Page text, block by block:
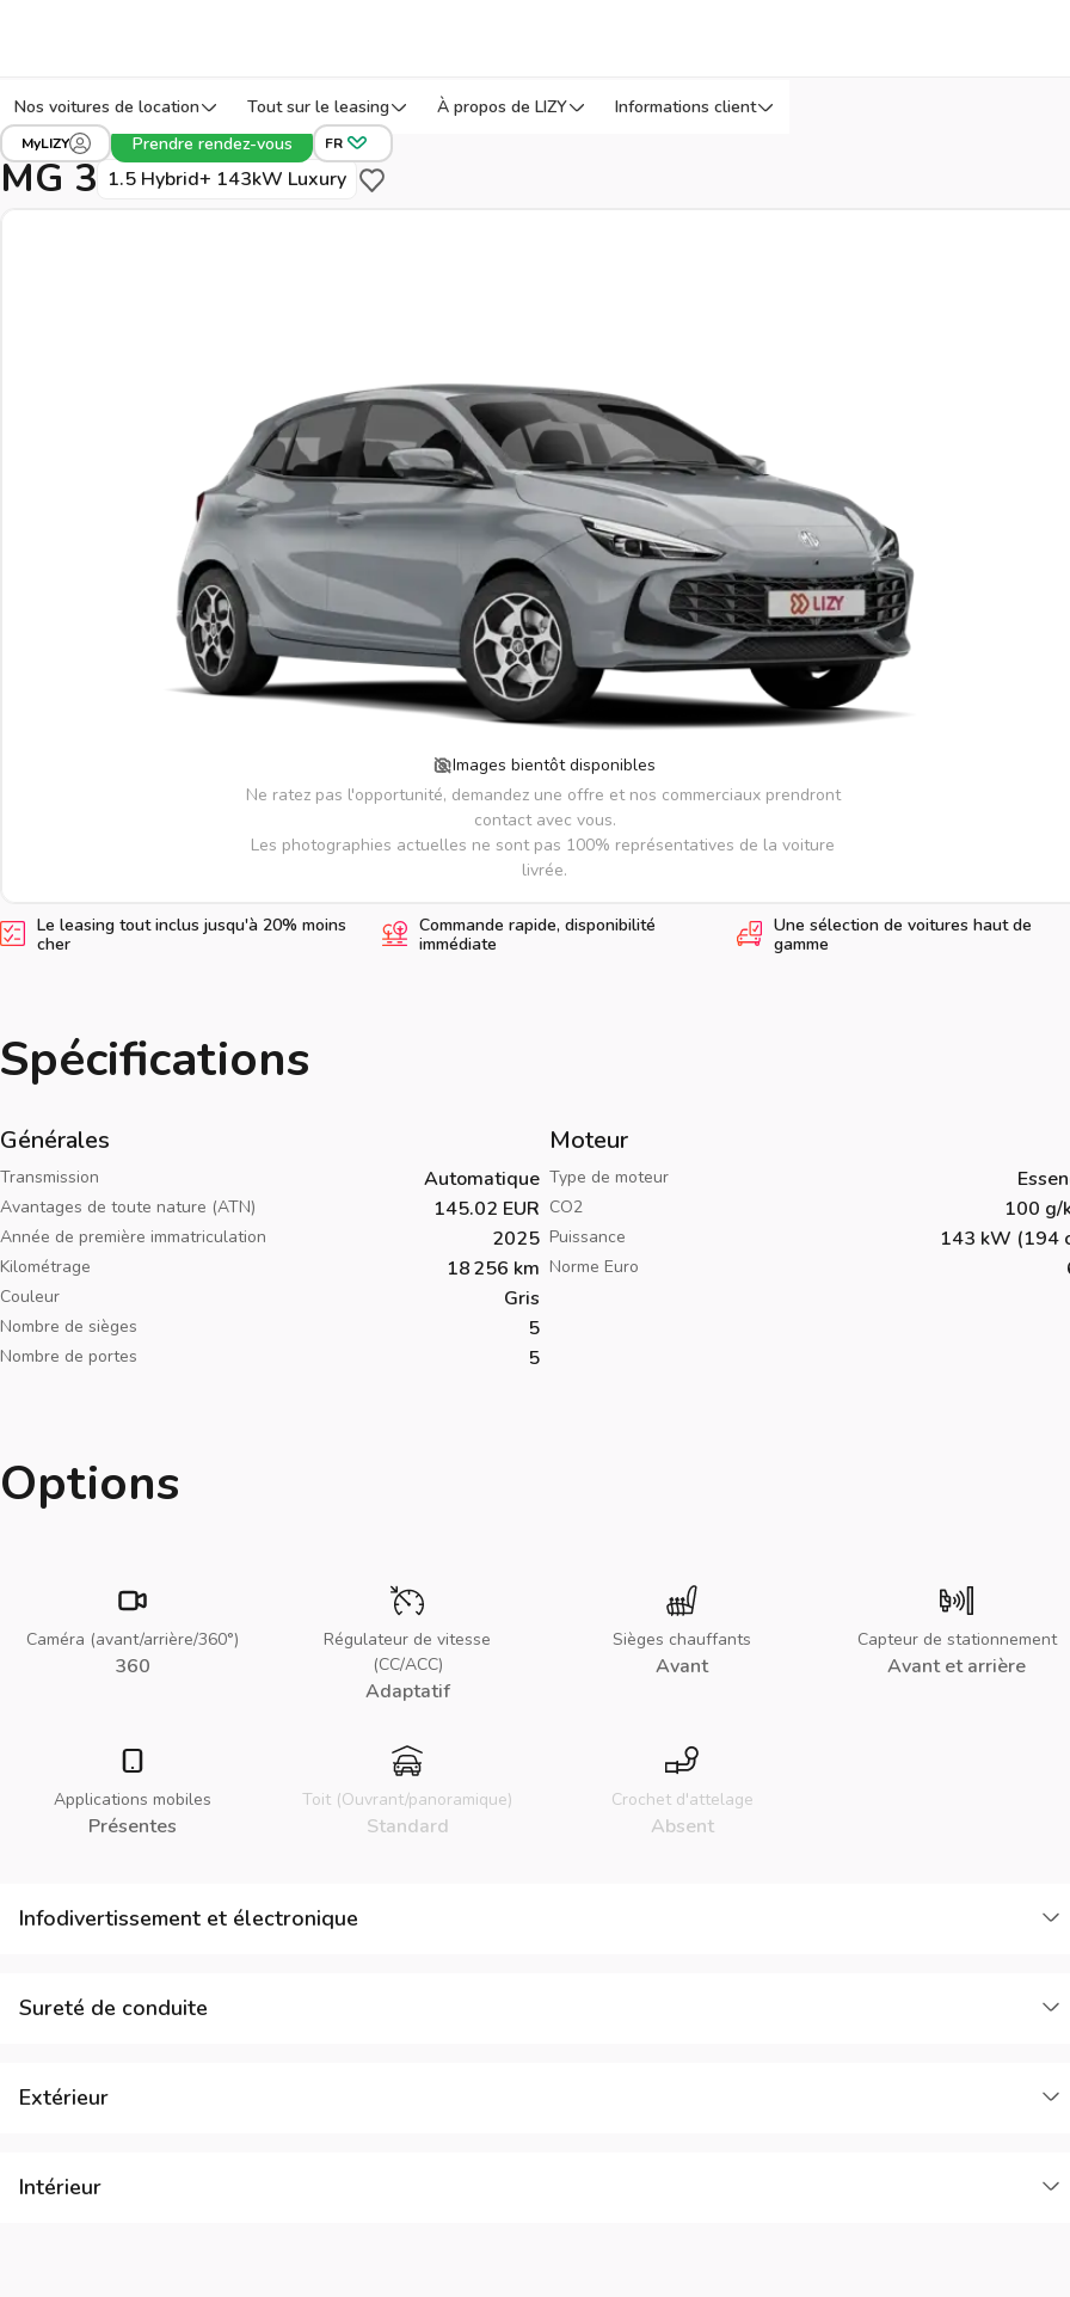
Nos voitures de location Tout sur le leasing À propos de LIZY Informations client
MyLIZY Prendre rendez-vous FR
Tous les véhicules 3 › Réf: TFAFB
MG 3 1.5 Hybrid+ 143kW Luxury Sauvegarder pour plus tard
Images bientôt disponibles
Ne ratez pas l'opportunité, demandez une offre et nos commerciaux prendront
contact avec vous.
Les photographies actuelles ne sont pas 100% représentatives de la voiture
livrée.
Le leasing tout inclus jusqu'à 20% moins
cher
Commande rapide, disponibilité
immédiate
Une sélection de voitures haut de
gamme
Spécifications
Générales
Transmission Automatique
Avantages de toute nature (ATN) 145.02 EUR
Année de première immatriculation 2025
Kilométrage 18 256 km
Couleur Gris
Nombre de sièges 5
Nombre de portes 5
Moteur
Type de moteur
CO2 100 g/
Puissance 143 kW (194
Norme Euro
Options
Caméra (avant/arrière/360°)
360
Régulateur de vitesse
(CC/ACC)
Adaptatif
Sièges chauffants
Avant
Capteur de stationnement
Avant et arrière
Applications mobiles
Présentes
Toit (Ouvrant/panoramique)
Standard
Crochet d'attelage
Absent
Infodivertissement et électronique
Sureté de conduite
Extérieur
Intérieur